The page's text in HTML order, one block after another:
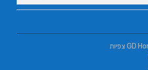
GD